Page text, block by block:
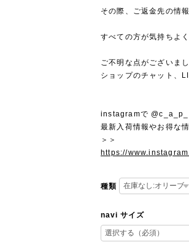
その際、ご返金先の情
すべての方が気持ちよ
ご不明な点がございま
ショップのチャット、
instagramで
最新入荷情報やお得な
＞＞
https://
種類
navi サイズ